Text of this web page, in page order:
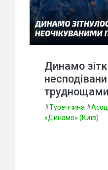
Динамо
#Туреччина #
«Динамо» (Київ)